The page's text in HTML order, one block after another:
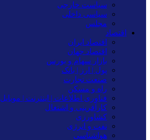
سیاست خارجی
سیاسی داخلی
مجلس
اقتصاد
اقتصاد ایران
اقتصاد جهان
بازار سهام و بورس
پول | ارز | بانک
صنعت تجارت
راه و مسکن
فناوری اطلاعات | اینترنت | موبایل
کارآفرینی و اشتغال
کشاورزی
نفت و انرژی
هواشناسی